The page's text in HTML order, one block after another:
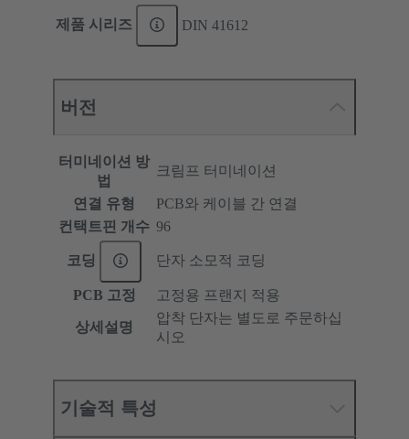
제품 시리즈 DIN 41612
버전
터미네이션 방
법
크림프 터미네이션
연결 유형
PCB와 케이블 간 연결
컨택트핀 개수 96
코딩 단자 소모적 코딩
PCB 고정 고정용 프랜지 적용
상세설명
압착 단자는 별도로 주문하십
시오
기술적 특성